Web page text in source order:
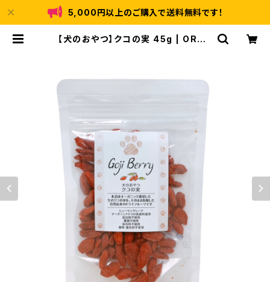
5,000円以上のご購入で送料無料です！
【犬のおやつ】クコの実 45g | ORGA